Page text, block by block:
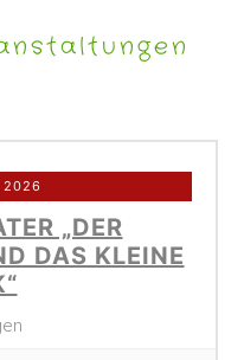
2026
„DER
DAS KLEINE